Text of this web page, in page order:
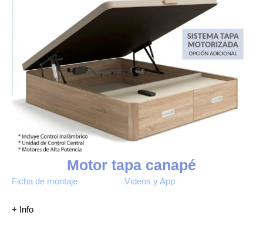
Motor tapa canapé
Ficha de montaje Videos y App
+ Info